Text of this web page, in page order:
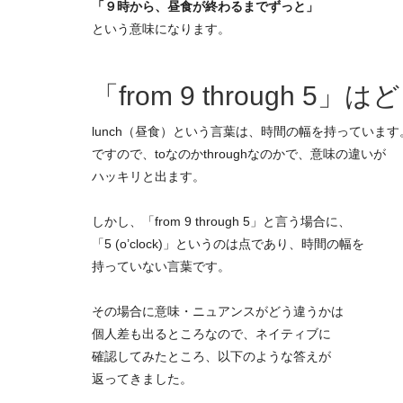
「９時から、昼食が終わるまでずっと」
という意味になります。
「from 9 through 5」は
lunch（昼食）という言葉は、時間の幅を持っています
ですので、toなのかthroughなのかで、意味の違いが
ハッキリと出ます。
しかし、「from 9 through 5」と言う場合に、
「5 (o’clock)」というのは点であり、時間の幅を
持っていない言葉です。
その場合に意味・ニュアンスがどう違うかは
個人差も出るところなので、ネイティブに
確認してみたところ、以下のような答えが
返ってきました。